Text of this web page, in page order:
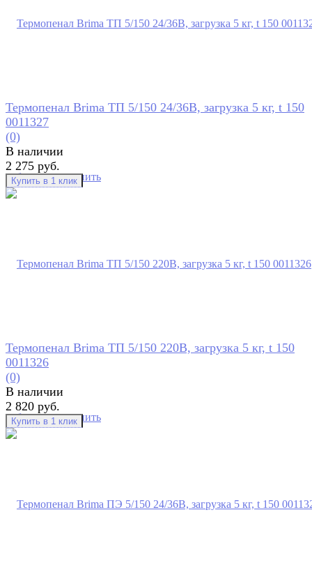
избранное сравнить
Термопенал Brima ТП 5/150 24/36В, загрузка 5 кг, t 150
0011327
(0)
В наличии
2 275 руб.
избранное сравнить
Термопенал Brima ТП 5/150 220В, загрузка 5 кг, t 150
0011326
(0)
В наличии
2 820 руб.